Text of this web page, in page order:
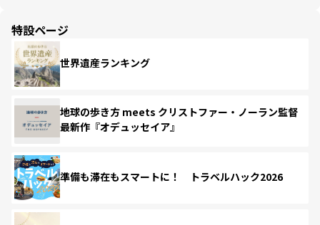
特設ページ
世界遺産ランキング
地球の歩き方 meets クリストファー・ノーラン監督
最新作『オデュッセイア』
準備も滞在もスマートに！ トラベルハック2026